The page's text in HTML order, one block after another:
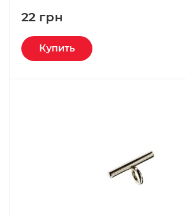
22 грн
Купить